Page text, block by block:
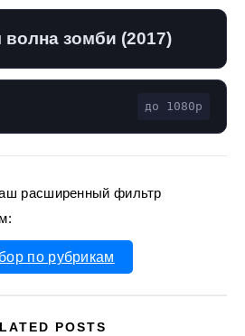
волна зомби (2017)
до 1080p
расширенный фильтр
по рубрикам
POSTS